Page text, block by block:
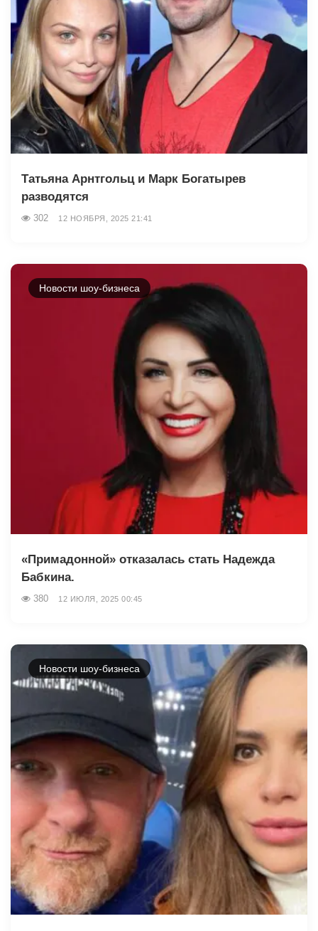
Татьяна Арнтгольц и Марк Богатырев
разводятся
302 12 НОЯБРЯ, 2025 21:41
Новости шоу-бизнеса
«Примадонной» отказалась стать Надежда
Бабкина.
380 12 ИЮЛЯ, 2025 00:45
Новости шоу-бизнеса